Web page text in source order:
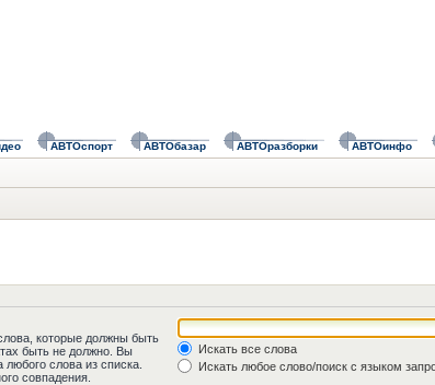
АВТОспорт АВТОбазар АВТОразборки АВТОинфо
которые должны быть
быть не должно. Вы
любого слова из списка.
совпадения.
Искать все слова
Искать любое слово/поиск с языком